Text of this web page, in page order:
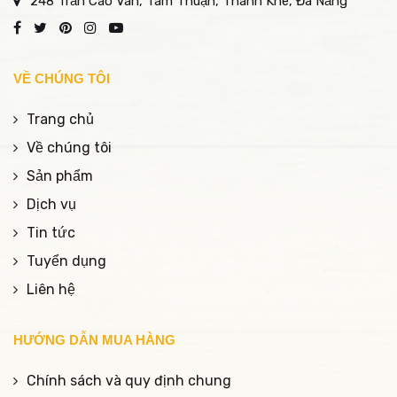
VỀ CHÚNG TÔI
Trang chủ
Về chúng tôi
Sản phẩm
Dịch vụ
Tin tức
Tuyển dụng
Liên hệ
HƯỚNG DẪN MUA HÀNG
Chính sách và quy định chung